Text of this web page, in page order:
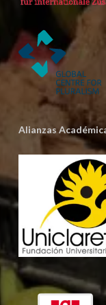
Alianzas